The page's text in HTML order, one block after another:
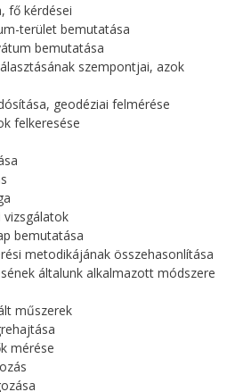
fő kérdései
terület bemutatása
bemutatása
szempontjai, azok
geodéziai felmérése
felkeresése
vizsgálatok
bemutatása
metodikájának összehasonlítása
általunk alkalmazott módszere
műszerek
mérése